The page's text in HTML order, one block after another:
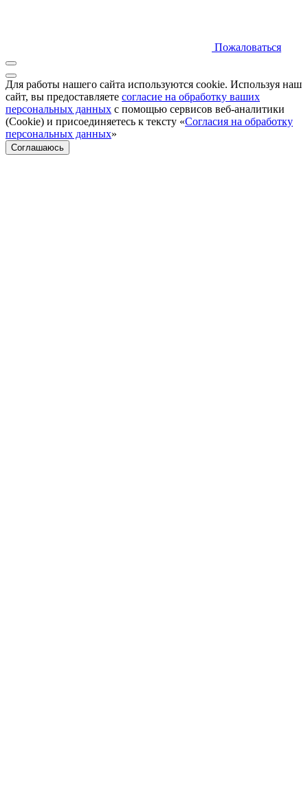
Пожаловаться
Для работы нашего сайта используются cookie. Используя наш
сайт, вы предоставляете согласие на обработку ваших
персональных данных с помощью сервисов веб-аналитики
(Cookie) и присоединяетесь к тексту «Согласия на обработку
персональных данных»
Соглашаюсь